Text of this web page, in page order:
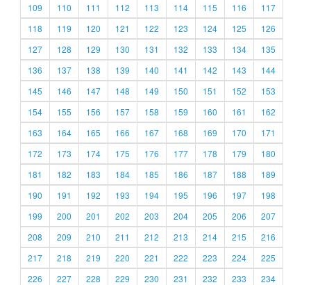
109
110 111 112 113 114 115 116
117
118
119 120 121 122 123 124 125
126
127
128 129 130 131 132 133 134
135
136
137 138 139 140 141 142 143
144
145
146 147 148 149 150 151 152
153
154
155 156 157 158 159 160 161
162
163
164 165 166 167 168 169 170
171
172
173 174 175 176 177 178 179
180
181
182 183 184 185 186 187 188
189
190
191 192 193 194 195 196 197
198
199
200 201 202 203 204 205 206
207
208
209 210 211 212 213 214 215
216
217
218 219 220 221 222 223 224
225
226
227 228 229 230 231 232 233
234